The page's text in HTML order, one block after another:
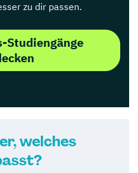
zu dir passen.
Studiengänge
welches